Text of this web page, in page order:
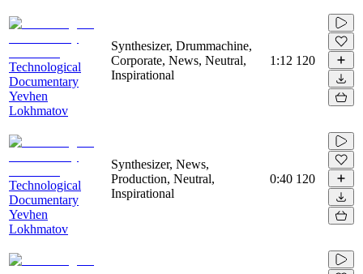
Technological
Documentary
Yevhen
Lokhmatov
Synthesizer, Drummachine,
Corporate, News, Neutral,
Inspirational
1:12 120
Technological
Documentary
Yevhen
Lokhmatov
Synthesizer, News,
Production, Neutral,
Inspirational
0:40 120